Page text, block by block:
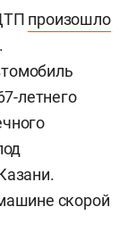
произошло
летнего
скорой